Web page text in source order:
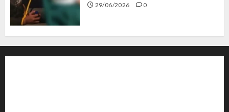
29/06/2026 0